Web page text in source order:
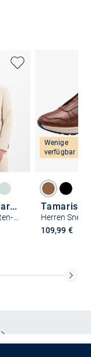
Finshley & Harding
Wenige
verfügbar
Tamaris
Herren
109,99 €